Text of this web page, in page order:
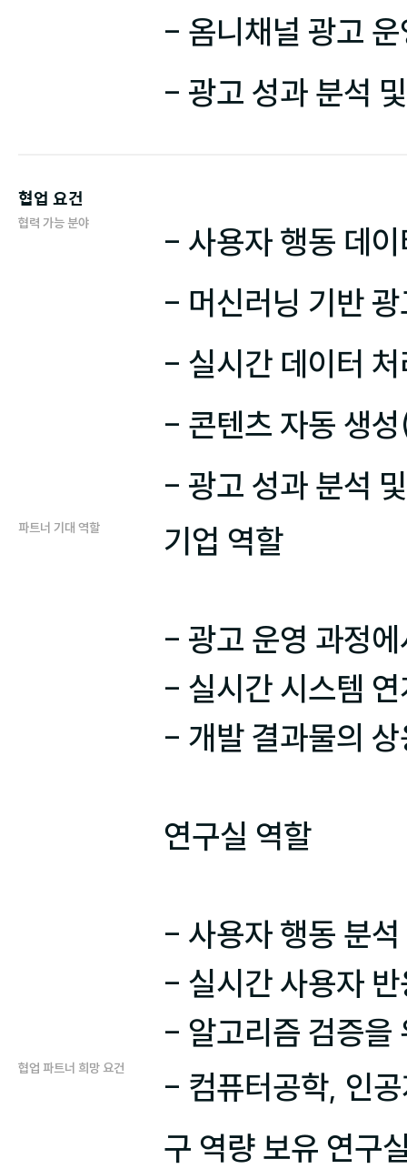
- 옴니채널 광고
- 광고 성과 분석
협업 요건
협력 가능 분야
- 사용자 행동 데
- 머신러닝 기반
- 실시간 데이터
- 콘텐츠 자동 생
- 광고 성과 분석
파트너 기대 역할 기업 역할
- 광고 운영 과정
- 실시간 시스템
- 개발 결과물의
연구실 역할
- 사용자 행동 분
- 실시간 사용자
- 알고리즘 검증을
협업 파트너 희망 요건
- 컴퓨터공학, 인
구 역량 보유 연구